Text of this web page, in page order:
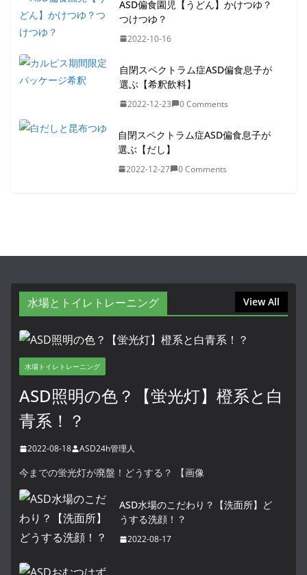
ASD偏食園児【うどん】かけつゆ？
つけつゆ？
2022-10-16
自閉スペクトラム症ASD偏食息子が
選ぶ【希釈飲料】
2022-12-23 0 Comments
自閉スペクトラム症ASD偏食息子が
選ぶ【だし】
2022-12-27 0 Comments
水場とトイレトレーニング View All
水場トイレトレーニング
ASD照明の色？【蛍光灯】橙系と白
青系！？
2022-08-18 ASD24h管理人
今までの蛍光灯が廃盤！どうする？ 【画像
ASD水場のこだわり？【洗面所】ど
うする洗顔！？
2022-08-17